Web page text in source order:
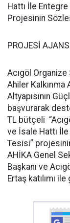
Hattı İle
Projesinin
PROJESİ
Acıgöl
Ahiler Kalkınma
Altyapısının
başvurarak
TL bütçeli
ve İsale Hattı
Tesisi”
AHİKA Genel
Başkanı ve
Ertaş katılımı